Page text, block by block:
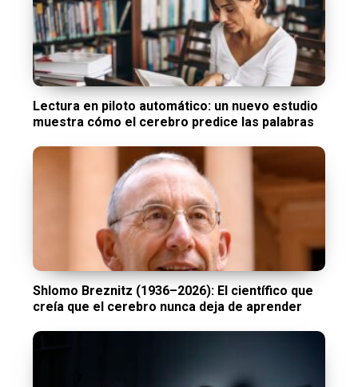
Lectura en piloto automático: un nuevo estudio
muestra cómo el cerebro predice las palabras
Shlomo Breznitz (1936–2026): El científico que
creía que el cerebro nunca deja de aprender